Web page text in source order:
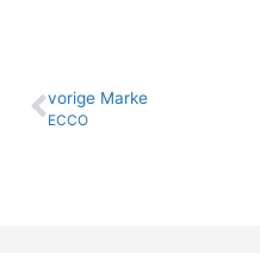
vo­ri­ge Marke
ECCO